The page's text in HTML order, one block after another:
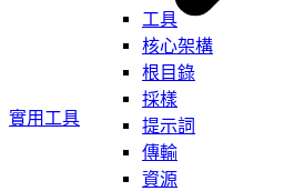
工具
核心架構
根目錄
採樣
提示詞
傳輸
資源
實用工具